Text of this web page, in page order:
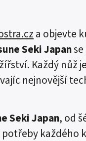
a objevte
Seki Japan
Každý nůž
nejnovější
Seki Japan, od
každého